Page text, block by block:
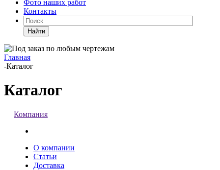
Фото наших работ
Контакты
Найти
Главная
-Каталог
Каталог
Компания
О компании
Статьи
Доставка